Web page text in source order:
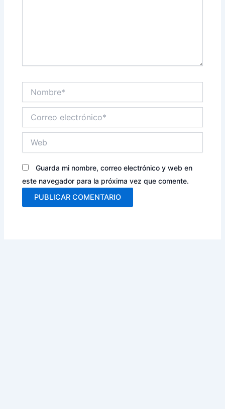
electrónico*
Guarda mi nombre, correo electrónico y web en
este navegador para la próxima vez que comente.